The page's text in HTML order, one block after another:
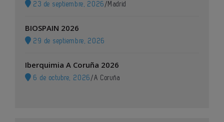
23 de septiembre, 2026 / Madrid
BIOSPAIN 2026
29 de septiembre, 2026
Iberquimia A Coruña 2026
6 de octubre, 2026 /A Coruña